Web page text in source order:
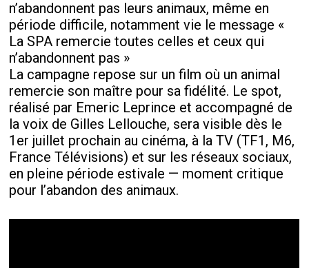
n’abandonnent pas leurs animaux, même en
période difficile, notamment vie le message «
La SPA remercie toutes celles et ceux qui
n’abandonnent pas »
La campagne repose sur un film où un animal
remercie son maître pour sa fidélité. Le spot,
réalisé par Emeric Leprince et accompagné de
la voix de Gilles Lellouche, sera visible dès le
1er juillet prochain au cinéma, à la TV (TF1, M6,
France Télévisions) et sur les réseaux sociaux,
en pleine période estivale — moment critique
pour l’abandon des animaux.